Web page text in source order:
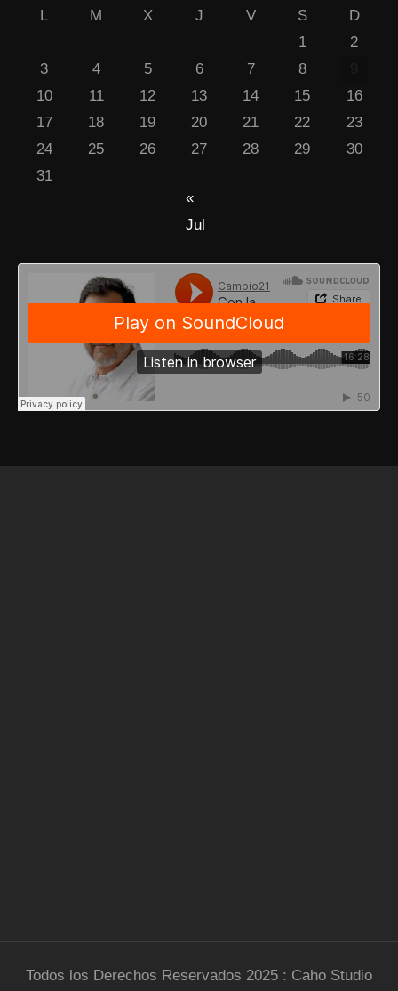
L M X J V S
D
1
2
3
4 5 6 7 8
10
11 12 13 14 15
16
17
18 19 20 21 22
23
24
25 26 27 28 29
30
31
«
Jul
Todos los Derechos Reservados 2025 : Caho Studio